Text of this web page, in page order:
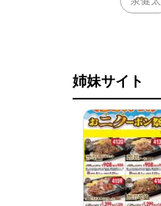
姉妹サイト